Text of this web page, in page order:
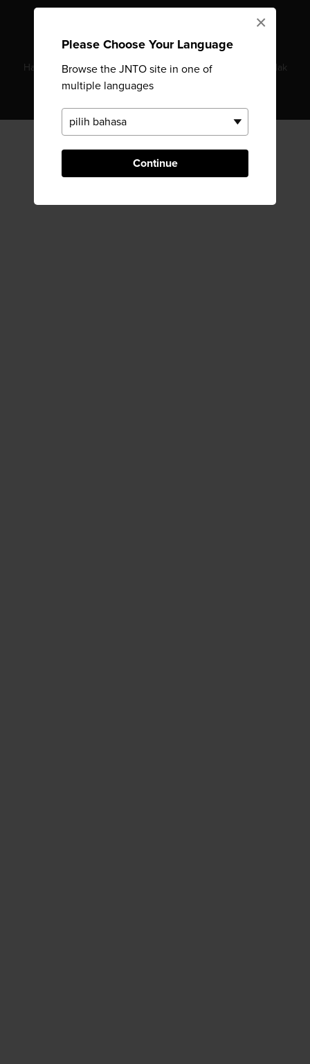
Please Choose Your Language
Browse the JNTO site in one of
multiple languages
Continue
×
Hak Cipta © Japan National Tourism Organization. Semua Hak
Dilindungi Undang-Undang.